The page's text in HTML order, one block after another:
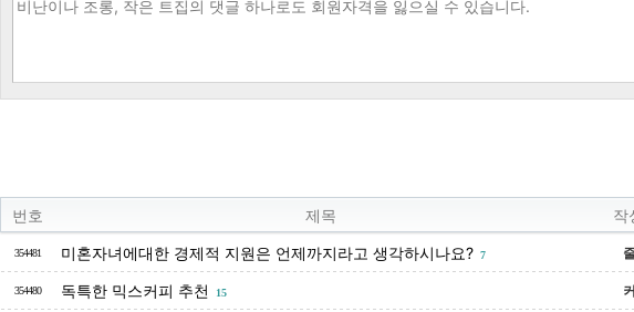
번호 제목 작
354481 미혼자녀에대한 경제적 지원은 언제까지라고 생각하시나요? 7
354480 독특한 믹스커피 추천 15